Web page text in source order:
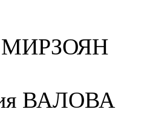
МИРЗОЯН
ВАЛОВА